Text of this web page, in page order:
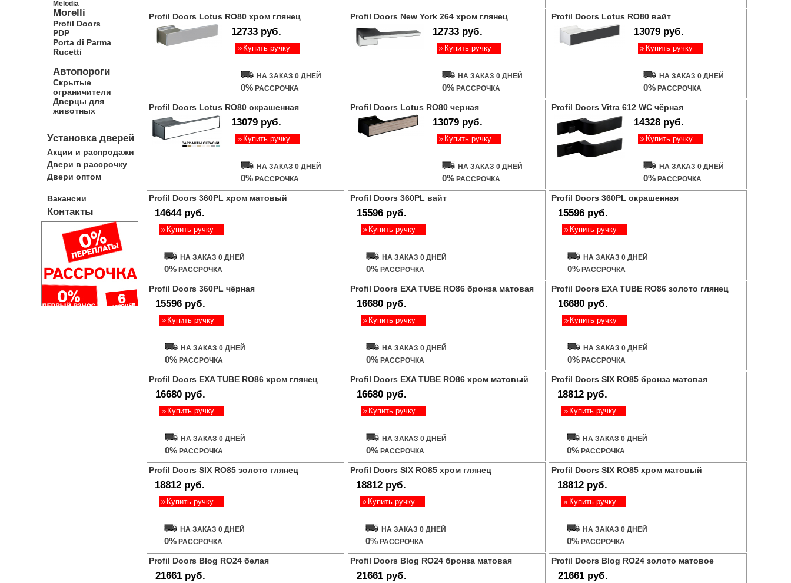
Melodia
Morelli
Profil Doors
PDP
Porta di Parma
Rucetti
Автопороги
Скрытые
ограничители
Дверцы для
животных
Установка дверей
Акции и распродажи
Двери в рассрочку
Двери оптом
Вакансии
Контакты
Profil Doors Lotus RO80 хром глянец
12733 руб.
Купить ручку
НА ЗАКАЗ 0 ДНЕЙ
0% РАССРОЧКА
Profil Doors New York 264 хром глянец
12733 руб.
Купить ручку
НА ЗАКАЗ 0 ДНЕЙ
0% РАССРОЧКА
Profil Doors Lotus RO80 вайт
13079 руб.
Купить ручку
НА ЗАКАЗ 0 ДНЕЙ
0% РАССРОЧКА
Profil Doors Lotus RO80 окрашенная
13079 руб.
Купить ручку
НА ЗАКАЗ 0 ДНЕЙ
0% РАССРОЧКА
Profil Doors Lotus RO80 черная
13079 руб.
Купить ручку
НА ЗАКАЗ 0 ДНЕЙ
0% РАССРОЧКА
Profil Doors Vitra 612 WC чёрная
14328 руб.
Купить ручку
НА ЗАКАЗ 0 ДНЕЙ
0% РАССРОЧКА
Profil Doors 360PL хром матовый
14644 руб.
Купить ручку
НА ЗАКАЗ 0 ДНЕЙ
0% РАССРОЧКА
Profil Doors 360PL вайт
15596 руб.
Купить ручку
НА ЗАКАЗ 0 ДНЕЙ
0% РАССРОЧКА
Profil Doors 360PL окрашенная
15596 руб.
Купить ручку
НА ЗАКАЗ 0 ДНЕЙ
0% РАССРОЧКА
Profil Doors 360PL чёрная
15596 руб.
Купить ручку
НА ЗАКАЗ 0 ДНЕЙ
0% РАССРОЧКА
Profil Doors EXA TUBE RO86 бронза матовая
16680 руб.
Купить ручку
НА ЗАКАЗ 0 ДНЕЙ
0% РАССРОЧКА
Profil Doors EXA TUBE RO86 золото глянец
16680 руб.
Купить ручку
НА ЗАКАЗ 0 ДНЕЙ
0% РАССРОЧКА
Profil Doors EXA TUBE RO86 хром глянец
16680 руб.
Купить ручку
НА ЗАКАЗ 0 ДНЕЙ
0% РАССРОЧКА
Profil Doors EXA TUBE RO86 хром матовый
16680 руб.
Купить ручку
НА ЗАКАЗ 0 ДНЕЙ
0% РАССРОЧКА
Profil Doors SIX RO85 бронза матовая
18812 руб.
Купить ручку
НА ЗАКАЗ 0 ДНЕЙ
0% РАССРОЧКА
Profil Doors SIX RO85 золото глянец
18812 руб.
Купить ручку
НА ЗАКАЗ 0 ДНЕЙ
0% РАССРОЧКА
Profil Doors SIX RO85 хром глянец
18812 руб.
Купить ручку
НА ЗАКАЗ 0 ДНЕЙ
0% РАССРОЧКА
Profil Doors SIX RO85 хром матовый
18812 руб.
Купить ручку
НА ЗАКАЗ 0 ДНЕЙ
0% РАССРОЧКА
Profil Doors Blog RO24 белая
21661 руб.
Profil Doors Blog RO24 бронза матовая
21661 руб.
Profil Doors Blog RO24 золото матовое
21661 руб.